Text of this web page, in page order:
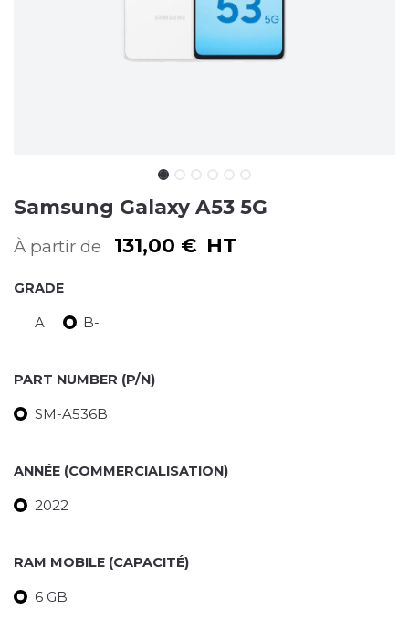
Samsung Galaxy A53 5G
À partir de 131,00 € HT
GRADE
A B-
PART NUMBER (P/N)
SM-A536B
ANNÉE (COMMERCIALISATION)
2022
RAM MOBILE (CAPACITÉ)
6 GB